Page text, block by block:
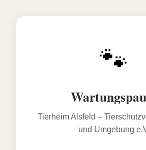
🐾
Tierheim Alsfeld –
und Umgebung